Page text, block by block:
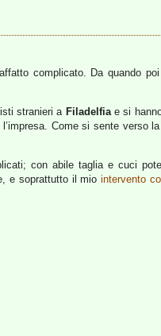
complicato. Da quando
stranieri a Filadelfiae si
Come si sente verso
con abile taglia e cuci
e soprattutto il miointervento